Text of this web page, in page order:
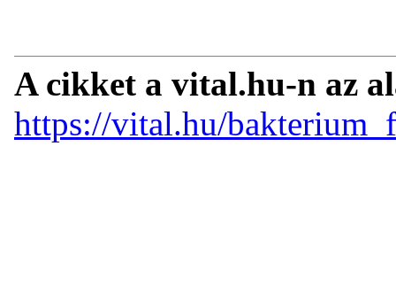
A cikket a vital.hu-n az
https://vital.hu/